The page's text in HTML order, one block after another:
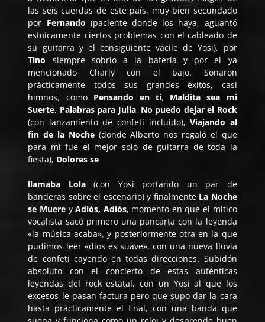
las seis cuerdas de este país, muy bien secundado
por Fernando (paciente donde los haya, aguantó
estoicamente ciertos problemas con el cableado de
su guitarra y el consiguiente vacile de Yosi), por
Tino siempre sobrio a la batería y por el ya
mencionado Charly con el bajo. Sonaron
prácticamente todos sus grandes éxitos, casi
himnos, como Pensando en ti, Maldita sea mi
Suerte, Palabras para Julia, No puedo dejar el Rock
(con lanzamiento de confeti incluido),Viajando al
fin de la Noche(donde Alberto nos regaló el que
para mí fue el mejor solo de guitarra de toda la
fiesta), Dolores se
llamaba Lola(con Yosi portando un par de
banderas sobre el escenario) y finalmente La Noche
se MuereyAdiós, Adiós, momento en que el mítico
vocalista sacó primero una pancarta con la leyenda
«la música acaba», y posteriormente otra en la que
pudimos leer «dios es suave», con una nueva lluvia
de confeti cayendo en todas direcciones. Subidón
absoluto con el concierto de estas auténticas
leyendas del rock estatal, con un Yosi al que los
excesos le pasan factura pero que supo dar la cara
hasta prácticamente el final, con una banda que